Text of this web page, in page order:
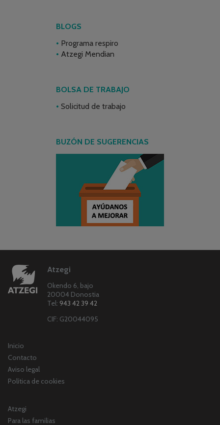
BLOGS
Programa respiro
Atzegi Mendian
BOLSA DE TRABAJO
Solicitud de trabajo
BUZÓN DE SUGERENCIAS
Atzegi
Okendo 6, bajo
20004 Donostia
Tel: 943 42 39 42
CIF: G20044095
Inicio
Contacto
Aviso legal
Política de cookies
Atzegi
Para las familias